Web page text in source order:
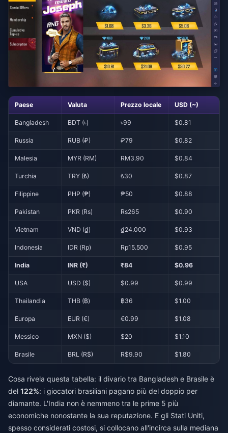
Paese Valuta Prezzo locale USD (~)
Bangladesh BDT (৳) ৳99 $0.81
Russia RUB (₽) ₽79 $0.82
Malesia MYR (RM) RM3.90 $0.84
Turchia TRY (₺) ₺30 $0.87
Filippine PHP (₱) ₱50 $0.88
Pakistan PKR (Rs) Rs265 $0.90
Vietnam VND (₫) ₫24.000 $0.93
Indonesia IDR (Rp) Rp15.500 $0.95
India INR (₹) ₹84 $0.96
USA USD ($) $0.99 $0.99
Thailandia THB (฿) ฿36 $1.00
Europa EUR (€) €0.99 $1.08
Messico MXN ($) $20 $1.10
Brasile BRL (R$) R$9.90 $1.80
Cosa rivela questa tabella: il divario tra Bangladesh e Brasile è
del 122%: i giocatori brasiliani pagano più del doppio per
diamante. L'India non è nemmeno tra le prime 5 più
economiche nonostante la sua reputazione. E gli Stati Uniti,
spesso considerati costosi, si collocano all'incirca sulla mediana